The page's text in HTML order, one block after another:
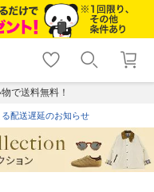
shopping_cart lock_outline
ログイン
で送料無料！
配送遅延のお知らせ